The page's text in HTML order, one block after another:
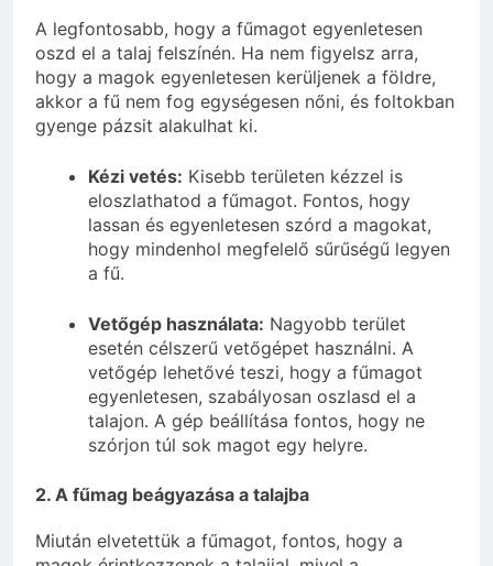
A legfontosabb, hogy a fűmagot egyenletesen
oszd el a talaj felszínén. Ha nem figyelsz arra,
hogy a magok egyenletesen kerüljenek a földre,
akkor a fű nem fog egységesen nőni, és foltokban
gyenge pázsit alakulhat ki.
Kézi vetés: Kisebb területen kézzel is
eloszlathatod a fűmagot. Fontos, hogy
lassan és egyenletesen szórd a magokat,
hogy mindenhol megfelelő sűrűségű legyen
a fű.
Vetőgép használata: Nagyobb terület
esetén célszerű vetőgépet használni. A
vetőgép lehetővé teszi, hogy a fűmagot
egyenletesen, szabályosan oszlasd el a
talajon. A gép beállítása fontos, hogy ne
szórjon túl sok magot egy helyre.
2. A fűmag beágyazása a talajba
Miután elvetettük a fűmagot, fontos, hogy a